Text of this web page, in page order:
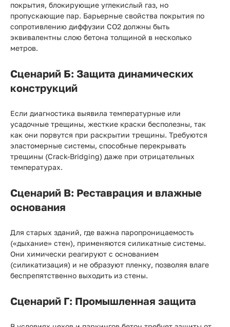
покрытия, блокирующие углекислый газ, но
пропускающие пар. Барьерные свойства покрытия по
сопротивлению диффузии CO2 должны быть
эквивалентны слою бетона толщиной в несколько
метров.
Сценарий Б: Защита динамических
конструкций
Если диагностика выявила температурные или
усадочные трещины, жесткие краски бесполезны, так
как они порвутся при раскрытии трещины. Требуются
эластомерные системы, способные перекрывать
трещины (Crack-Bridging) даже при отрицательных
температурах.
Сценарий В: Реставрация и влажные
основания
Для старых зданий, где важна паропроницаемость
(«дыхание» стен), применяются силикатные системы.
Они химически реагируют с основанием
(силикатизация) и не образуют пленку, позволяя влаге
беспрепятственно выходить из стены.
Сценарий Г: Промышленная защита